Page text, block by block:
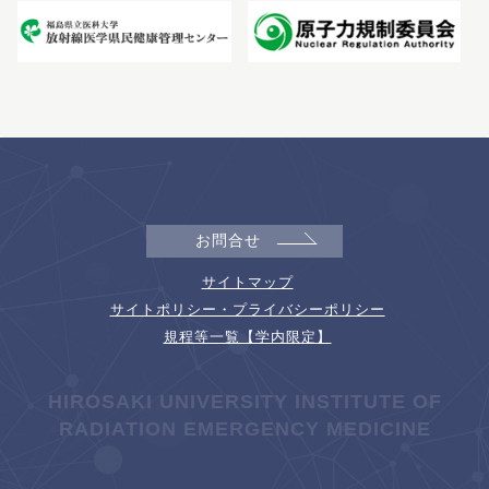
お問合せ
サイトマップ
サイトポリシー・プライバシーポリシー
規程等一覧【学内限定】
HIROSAKI UNIVERSITY INSTITUTE OF
RADIATION EMERGENCY MEDICINE